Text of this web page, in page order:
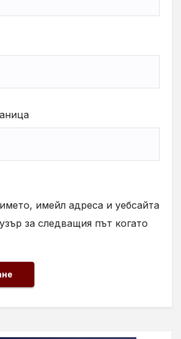
имейл адреса и уебсайта
за следващия път когато